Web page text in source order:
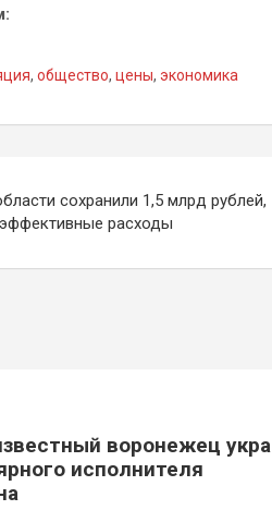
, общество, цены, экономика
сохранили 1,5 млрд рублей,
расходы
воронежец
исполнителя